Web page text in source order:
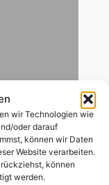
wir Technologien wie
oder darauf
können wir Daten
Website verarbeiten.
können
werden.